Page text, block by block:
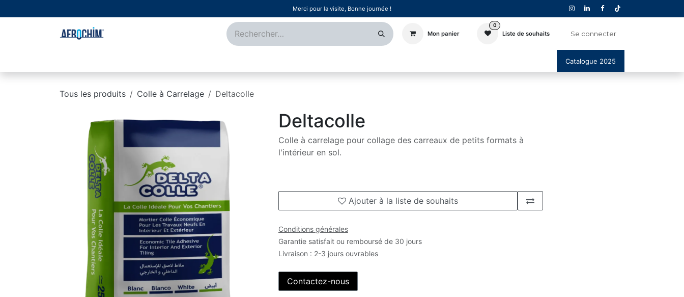
Merci pour la visite, Bonne journée !
Mon panier
0
Liste de souhaits Se connecter
Catalogue 2025
Tous les produits Colle à Carrelage Deltacolle
Deltacolle
Colle à carrelage pour collage des carreaux de petits formats à
l'intérieur en sol.
Ajouter à la liste de souhaits
Conditions générales
Garantie satisfait ou remboursé de 30 jours
Livraison : 2-3 jours ouvrables
Contactez-nous